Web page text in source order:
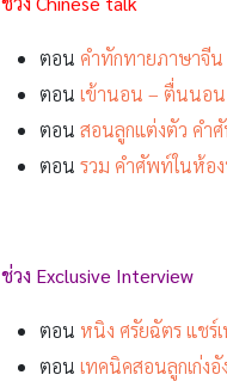
ตอน คำทักทายภาษาจีน
ตอน เข้านอน – ตื่นนอน
ตอน สอนลูกแต่งตัว คำ
ตอน รวม คำศัพท์ในห้อ
ช่วง Exclusive Interview
ตอน หนิง ศรัยฉัตร แชร์
ตอน เทคนิคสอนลูกเก่ง